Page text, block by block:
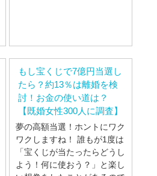
もし宝くじで7億円当選し
たら？約13％は離婚を検
討！お金の使い道は？
【既婚女性300人に調査】
夢の高額当選！ホントにワク
ワクしますね！ 誰もが1度は
「宝くじが当たったらどうし
よう！何に使おう？」と楽し